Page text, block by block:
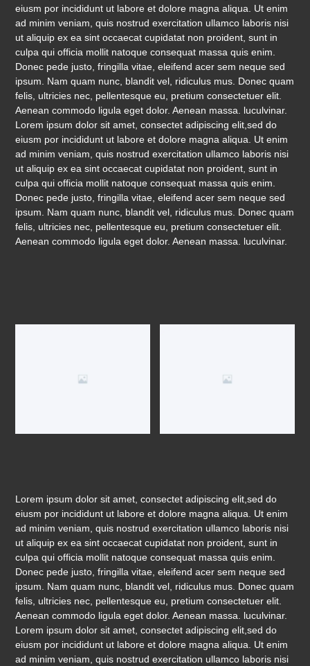
eiusm por incididunt ut labore et dolore magna aliqua. Ut enim
ad minim veniam, quis nostrud exercitation ullamco laboris nisi
ut aliquip ex ea sint occaecat cupidatat non proident, sunt in
culpa qui officia mollit natoque consequat massa quis enim.
Donec pede justo, fringilla vitae, eleifend acer sem neque sed
ipsum. Nam quam nunc, blandit vel, ridiculus mus. Donec quam
felis, ultricies nec, pellentesque eu, pretium consectetuer elit.
Aenean commodo ligula eget dolor. Aenean massa. luculvinar.
Lorem ipsum dolor sit amet, consectet adipiscing elit,sed do
eiusm por incididunt ut labore et dolore magna aliqua. Ut enim
ad minim veniam, quis nostrud exercitation ullamco laboris nisi
ut aliquip ex ea sint occaecat cupidatat non proident, sunt in
culpa qui officia mollit natoque consequat massa quis enim.
Donec pede justo, fringilla vitae, eleifend acer sem neque sed
ipsum. Nam quam nunc, blandit vel, ridiculus mus. Donec quam
felis, ultricies nec, pellentesque eu, pretium consectetuer elit.
Aenean commodo ligula eget dolor. Aenean massa. luculvinar.
Lorem ipsum dolor sit amet, consectet adipiscing elit,sed do
eiusm por incididunt ut labore et dolore magna aliqua. Ut enim
ad minim veniam, quis nostrud exercitation ullamco laboris nisi
ut aliquip ex ea sint occaecat cupidatat non proident, sunt in
culpa qui officia mollit natoque consequat massa quis enim.
Donec pede justo, fringilla vitae, eleifend acer sem neque sed
ipsum. Nam quam nunc, blandit vel, ridiculus mus. Donec quam
felis, ultricies nec, pellentesque eu, pretium consectetuer elit.
Aenean commodo ligula eget dolor. Aenean massa. luculvinar.
Lorem ipsum dolor sit amet, consectet adipiscing elit,sed do
eiusm por incididunt ut labore et dolore magna aliqua. Ut enim
ad minim veniam, quis nostrud exercitation ullamco laboris nisi